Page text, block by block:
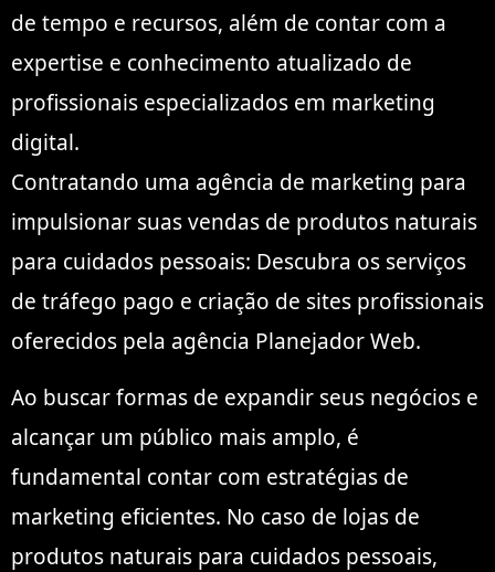
de tempo e recursos, além de contar com a
expertise e conhecimento atualizado de
profissionais especializados em marketing
digital.
Contratando uma agência de marketing para
impulsionar suas vendas de produtos naturais
para cuidados pessoais: Descubra os serviços
de tráfego pago e criação de sites profissionais
oferecidos pela agência Planejador Web.
Ao buscar formas de expandir seus negócios e
alcançar um público mais amplo, é
fundamental contar com estratégias de
marketing eficientes. No caso de lojas de
produtos naturais para cuidados pessoais,